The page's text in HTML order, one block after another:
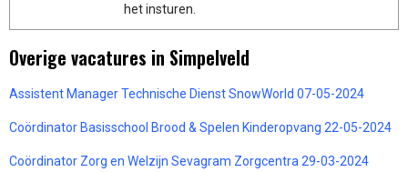
het insturen.
Overige vacatures in Simpelveld
Assistent Manager Technische Dienst SnowWorld 07-05-2024
Coördinator Basisschool Brood & Spelen Kinderopvang 22-05-2024
Coördinator Zorg en Welzijn Sevagram Zorgcentra 29-03-2024